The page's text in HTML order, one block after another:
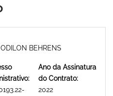
BEHRENS
Ano da Assinatura
do Contrato:
2022